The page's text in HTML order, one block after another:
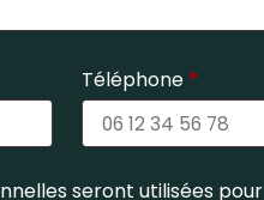
Téléphone *
seront utilisées pour